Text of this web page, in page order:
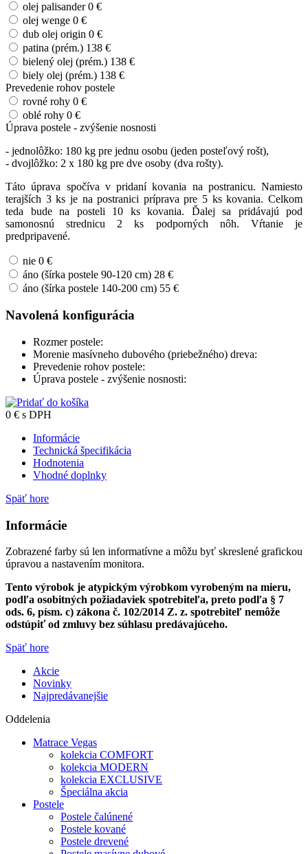
olej palisander0 €
olej wenge 0 €
dub olej origin 0 €
patina (prém.) 138 €
bielený olej (prém.) 138 €
biely olej (prém.) 138 €
Prevedenie rohov postele
rovné rohy 0 €
oblé rohy 0 €
Úprava postele - zvýšenie nosnosti
- jednolôžko: 180 kg pre jednu osobu (jeden posteľový rošt),
- dvojlôžko: 2 x 180 kg pre dve osoby (dva rošty).
Táto úprava spočíva v pridaní kovania na postranicu. Namiesto
terajších 3 ks je na postranici príprava pre 5 ks kovania. Celkom
teda bude na posteli 10 ks kovania. Ďalej sa pridávajú pod
samonosnú strednicu 2 ks podporných nôh. Vŕtanie je
predpripavené.
nie 0 €
áno (šírka postele 90-120 cm) 28 €
áno (šírka postele 140-200 cm) 55 €
Navolená konfigurácia
Rozmer postele:
Morenie masívneho dubového (priebežného) dreva:
Prevedenie rohov postele:
Úprava postele - zvýšenie nosnosti:
0 € s DPH
Informácie
Technická špecifikácia
Hodnotenia
Vhodné doplnky
Späť hore
Informácie
Zobrazené farby sú len informatívne a môžu byť skreslené grafickou
úpravou a nastavením monitora.
Tento výrobok je atypickým výrobkom vyrobeným na mieru,
podľa osobitných požiadaviek spotrebiteľa, preto podľa § 7
ods. 6, písm. c) zákona č. 102/2014 Z. z. spotrebiteľ nemôže
odstúpiť od zmluvy bez súhlasu predávajúceho.
Späť hore
Akcie
Novinky
Najpredávanejšie
Oddelenia
Matrace Vegas
kolekcia COMFORT
kolekcia MODERN
kolekcia EXCLUSIVE
Špeciálna akcia
Postele
Postele čalúnené
Postele kované
Postele drevené